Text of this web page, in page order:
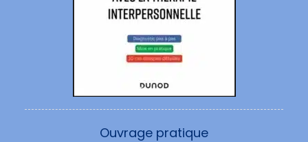
Ouvrage pratique